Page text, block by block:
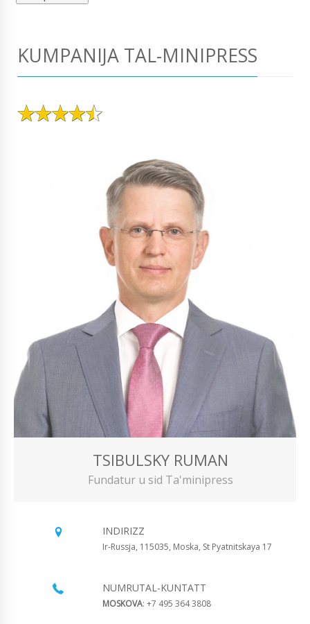
KUMPANIJA TAL-MINIPRESS
TSIBULSKY RUMAN
Fundatur u sid Ta'minipress
INDIRIZZ
Ir-Russja, 115035, Moska, St Pyatnitskaya 17
NUMRUTAL-KUNTATT
MOSKOVA: +7 495 364 3808